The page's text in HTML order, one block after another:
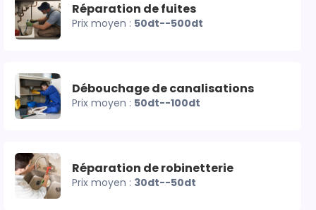
Réparation de fuites
Prix moyen : 50dt--500dt
Débouchage de canalisations
Prix moyen : 50dt--100dt
Réparation de robinetterie
Prix moyen : 30dt--50dt